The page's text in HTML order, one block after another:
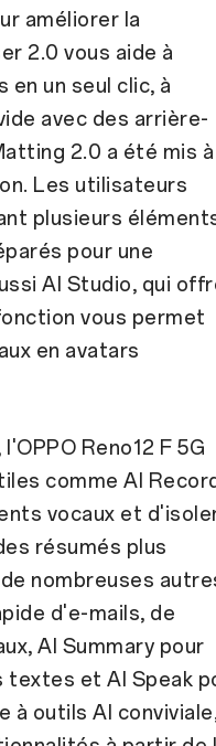
améliorer la
2.0 vous aide à
un seul clic, à
avec des arrière-
2.0 a été mis à
Les utilisateurs
plusieurs
pour une
AI Studio, qui
vous permet
en avatars
Reno12 F 5G
comme AI
vocaux et
résumés plus
nombreuses
d'e-mails, de
AI Summary pour
textes et AI Speak
à outils AI